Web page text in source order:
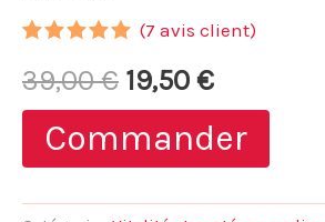
sur 5
basé sur
notations
client
(7 avis client)
39,00€ Le
prix
initial
19,50 €Le
prix
actuel
Commander